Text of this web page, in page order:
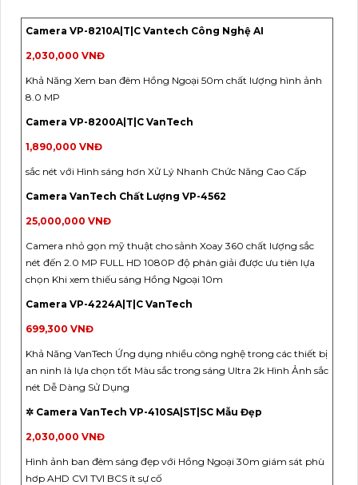
Camera VP-8210A|T|C Vantech Công Nghệ AI
2,030,000 VNĐ
Khả Năng Xem ban đêm Hồng Ngoại 50m chất lượng hình ảnh
8.0 MP
Camera VP-8200A|T|C VanTech
1,890,000 VNĐ
sắc nét với Hình sáng hơn Xử Lý Nhanh Chức Năng Cao Cấp
Camera VanTech Chất Lượng VP-4562
25,000,000 VNĐ
Camera nhỏ gọn mỹ thuật cho sảnh Xoay 360 chất lượng sắc
nét đến 2.0 MP FULL HD 1080P độ phân giải được ưu tiên lựa
chọn Khi xem thiếu sáng Hồng Ngoại 10m
Camera VP-4224A|T|C VanTech
699,300 VNĐ
Khả Năng VanTech Ứng dụng nhiều công nghệ trong các thiết bị
an ninh là lựa chọn tốt Màu sắc trong sáng Ultra 2k Hình Ảnh sắc
nét Dễ Dàng Sử Dụng
✲ Camera VanTech VP-410SA|ST|SC Mẫu Đẹp
2,030,000 VNĐ
Hình ảnh ban đêm sáng đẹp với Hồng Ngoại 30m giám sát phù
hơp AHD CVI TVI BCS ít sự cố